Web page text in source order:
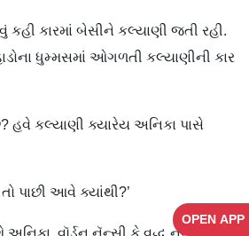
OPEN APP
કહી કારમાં બેસીને કલ્યાણી જતી રહી.
ધુમ્મસમાં ઓગળતી કલ્યાણીની કાર
હવે કલ્યાણી ક્યારેય અનિકા પાસે
પાછી આવે ક્યાંથી?’
વૉર્ડન નૅન્સી કે વૃદ્ધ નન કોઈએ